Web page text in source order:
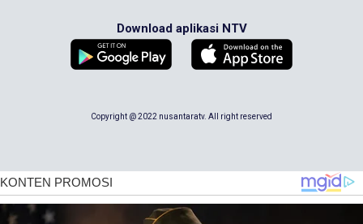
Download aplikasi NTV
Copyright @ 2022 nusantaratv. All right reserved